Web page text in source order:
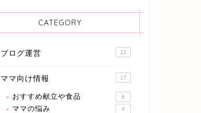
CATEGORY
ブログ運営 12
ママ向け情報 17
おすすめ献立や食品 8
ママの悩み 4